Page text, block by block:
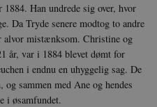
Han undrede sig over, hvor
Da Tryde senere modtog to andre
mistænksom. Christine og
år, var i 1884 blevet dømt for
i endnu en uhyggelig sag. De
sammen med Ane og hendes
i øsamfundet.